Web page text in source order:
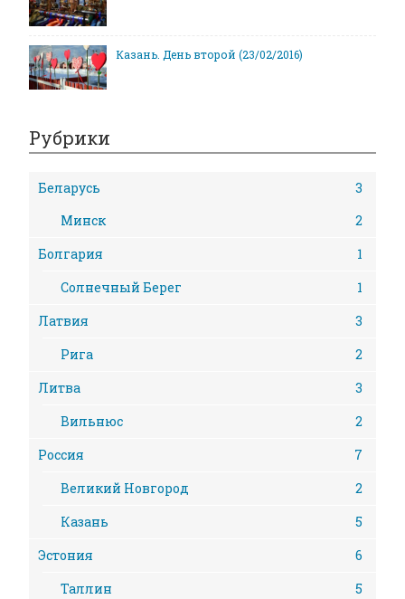
Казань. День второй (23/02/2016)
Рубрики
Беларусь
3
Минск
2
Болгария
1
Солнечный Берег
1
Латвия
3
Рига
2
Литва
3
Вильнюс
2
Россия
7
Великий Новгород
2
Казань
5
Эстония
6
Таллин
5